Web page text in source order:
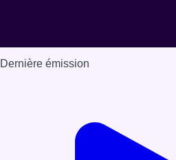
Dernière émission